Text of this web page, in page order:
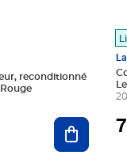
reconditionné
Ajouter7